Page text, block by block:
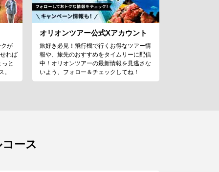
が
れば
っと
。
オリオンツアー公式Xアカウント
旅好き必見！飛行機で行くお得なツアー情
報や、旅先のおすすめをタイムリーに配信
中！オリオンツアーの最新情報を見逃さな
いよう、フォロー＆チェックしてね！
ース